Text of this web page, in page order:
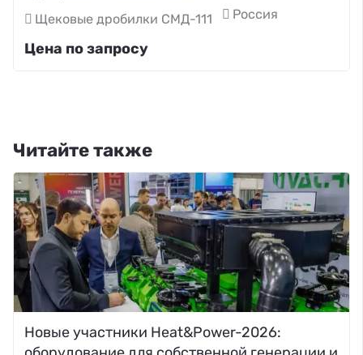
Щековые дробилки СМД-111 Россия
Цена по запросу
Читайте также
Новые участники Heat&Power-2026: